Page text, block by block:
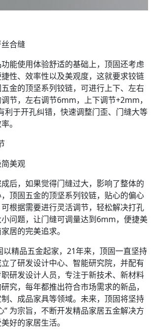
合缝
使用体验舒适的基础上，顶固还考虑
性、效率性以及美观度，这就要求铰链
金的顶坚系列铰链，可进行上下、左右
节，左右调节6mm，上下调节+2mm，
利于开孔纠错，快速调整门歪、门缝大等
。
美观
，如果觉得门缝过大，影响了整体的
顶固五金的顶坚系列铰链，贴心的偏心
根据需要进行灵活调节，轻松解决打孔
问题，让门缝可调量达到6mm，便捷美
居的完美追求。
精品五金起家，21年来，顶固一直坚持
了研发设计中心、智能研究院，并配有
研发设计人员，专注于新技术、新材料
究，每年都推出符合市场需求的新品，
、成品家具等领域。未来，顶固将坚持
” 为宗旨，不断开发精品家居五金解决方
好的家居生活。